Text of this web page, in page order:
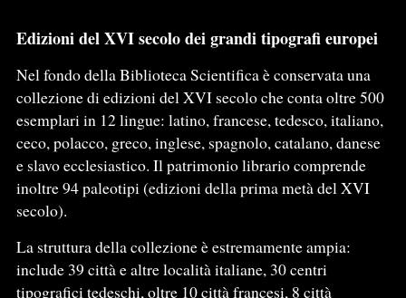
Edizioni del XVI secolo dei grandi tipografi europei
Nel fondo della Biblioteca Scientifica è conservata una
collezione di edizioni del XVI secolo che conta oltre 500
esemplari in 12 lingue: latino, francese, tedesco, italiano,
ceco, polacco, greco, inglese, spagnolo, catalano, danese
e slavo ecclesiastico. Il patrimonio librario comprende
inoltre 94 paleotipi (edizioni della prima metà del XVI
secolo).
La struttura della collezione è estremamente ampia:
include 39 città e altre località italiane, 30 centri
tipografici tedeschi, oltre 10 città francesi, 8 città